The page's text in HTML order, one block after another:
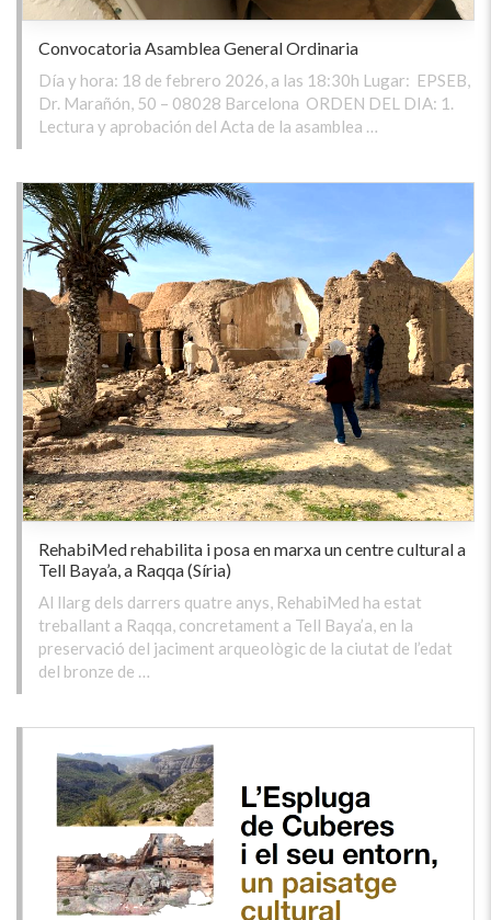
Convocatoria Asamblea General Ordinaria
Día y hora: 18 de febrero 2026, a las 18:30h Lugar: EPSEB,
Dr. Marañón, 50 – 08028 Barcelona ORDEN DEL DIA: 1.
Lectura y aprobación del Acta de la asamblea …
RehabiMed rehabilita i posa en marxa un centre cultural a
Tell Baya’a, a Raqqa (Síria)
Al llarg dels darrers quatre anys, RehabiMed ha estat
treballant a Raqqa, concretament a Tell Baya’a, en la
preservació del jaciment arqueològic de la ciutat de l’edat
del bronze de …